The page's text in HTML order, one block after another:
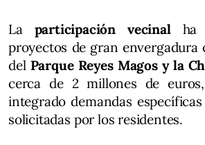
La participación vecinalha
proyectos de gran envergadura
del Parque Reyes Magos y la
cerca de 2 millones de
integrado demandas
solicitadas por los residentes.